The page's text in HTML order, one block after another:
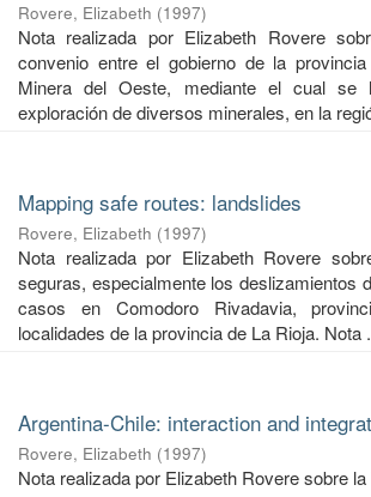
Rovere, Elizabeth (1997)
Nota realizada por Elizabeth Rovere
convenio entre el gobierno de la
Minera del Oeste, mediante el cual se
exploración de diversos minerales, en la
Mapping safe routes: landslides
Rovere, Elizabeth (1997)
Nota realizada por Elizabeth Rovere
seguras, especialmente los deslizamientos
casos en Comodoro Rivadavia,
localidades de la provincia de La Rioja. Nota
Argentina-Chile: interaction and
Rovere, Elizabeth (1997)
Nota realizada por Elizabeth Rovere sobre